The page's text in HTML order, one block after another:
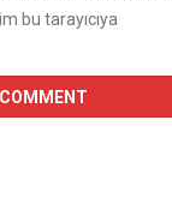
bu tarayıcıya